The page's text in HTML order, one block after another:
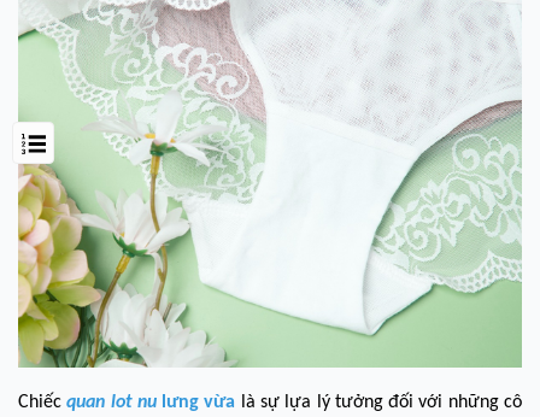
Chiếcquan lot nulưng vừa là sự lựa lý tưởng đối với những cô